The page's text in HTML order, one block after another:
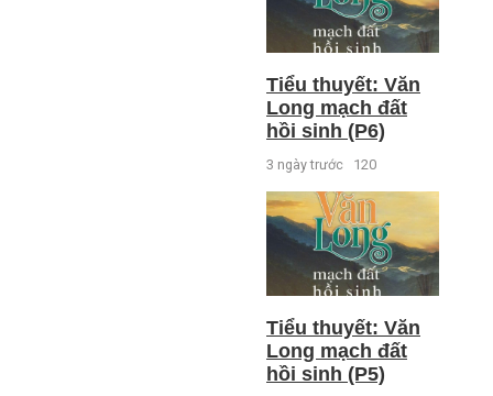
Tiểu thuyết: Văn
Long mạch đất
hồi sinh (P6)
3 ngày trước 120
Tiểu thuyết: Văn
Long mạch đất
hồi sinh (P5)